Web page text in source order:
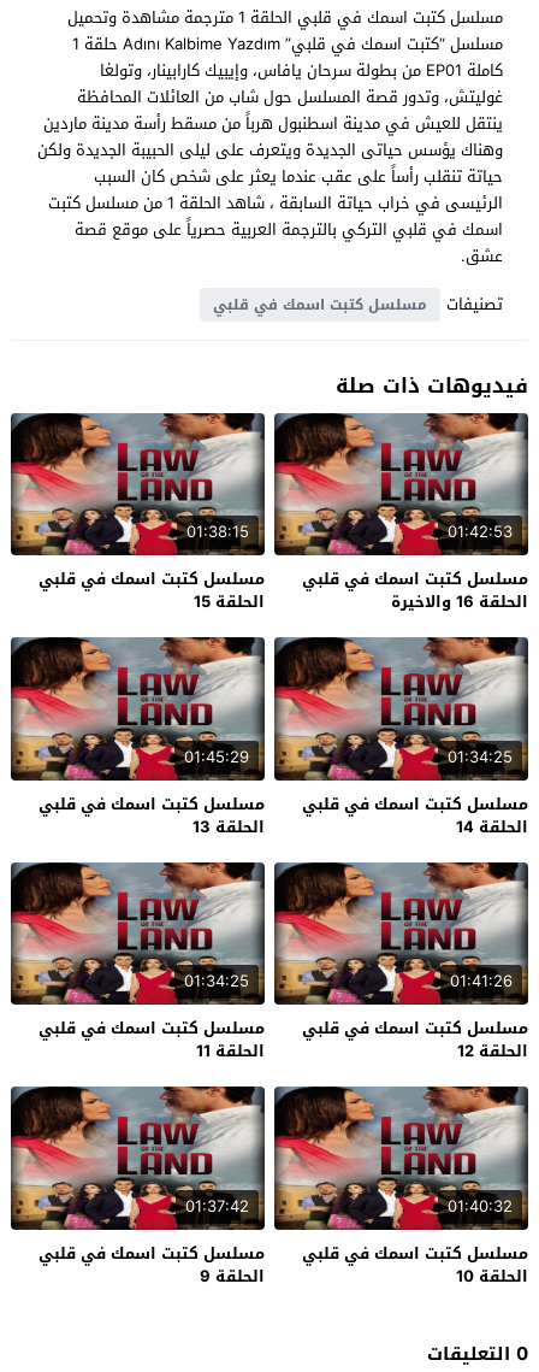
مسلسل كتبت اسمك في قلبي الحلقة 1 مترجمة مشاهدة وتحميل
مسلسل “كتبت اسمك في قلبي” Adını Kalbime Yazdım حلقة 1
كاملة EP01 من بطولة سرحان يافاس، وإيبيك كارابينار، وتولغا
غوليتش، وتدور قصة المسلسل حول شاب من العائلات المحافظة
ينتقل للعيش في مدينة اسطنبول هرباً من مسقط رأسة مدينة ماردين
وهناك يؤسس حياتى الجديدة ويتعرف على ليلى الحبيبة الجديدة ولكن
حياتة تنقلب رأساً على عقب عندما يعثر على شخص كان السبب
الرئيسى في خراب حياتة السابقة ، شاهد الحلقة 1 من مسلسل كتبت
اسمك في قلبي التركي بالترجمة العربية حصرياً على موقع قصة
عشق.
تصنيفات
مسلسل كتبت اسمك في قلبي
فيديوهات ذات صلة
01:42:53
مسلسل كتبت اسمك في قلبي
الحلقة 16 والاخيرة
01:38:15
مسلسل كتبت اسمك في قلبي
الحلقة 15
01:34:25
مسلسل كتبت اسمك في قلبي
الحلقة 14
01:45:29
مسلسل كتبت اسمك في قلبي
الحلقة 13
01:41:26
مسلسل كتبت اسمك في قلبي
الحلقة 12
01:34:25
مسلسل كتبت اسمك في قلبي
الحلقة 11
01:40:32
مسلسل كتبت اسمك في قلبي
الحلقة 10
01:37:42
مسلسل كتبت اسمك في قلبي
الحلقة 9
0 التعليقات